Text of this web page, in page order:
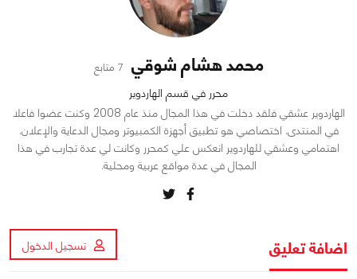
محمد هشام شوقي 7 متابع
محرر في قسم الهاردوير
الهاردوير عشقي فلقد دخلت في هذا المجال منذ عام 2008 وكنت عضوا فاعلا
في المنتدى. اختصاصي هو تطبيق أجهزة الكمبيوتر ومجال الدعاية والإعلان.
اهتمامي وعشقي للهاردوير انعكس علي كمحرر وكانت لي عدة تجارب في هذا
المجال في عدة مواقع عربية ومحلية.
اضافة تعليق تسجيل الدخول